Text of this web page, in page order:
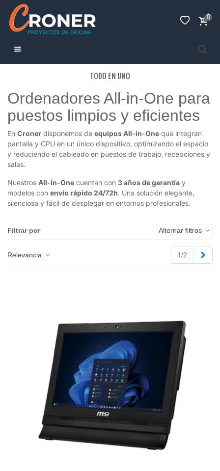
0
TODO EN UNO
Ordenadores All-in-One para
puestos limpios y eficientes
En Croner disponemos de equipos All-in-One que integran
pantalla y CPU en un único dispositivo, optimizando el espacio
y reduciendo el cableado en puestos de trabajo, recepciones y
salas.
Nuestros All-in-One cuentan con 3 años de garantía y
modelos con envío rápido 24/72h. Una solución elegante,
silenciosa y fácil de desplegar en entornos profesionales.
Filtrar por Alternar filtros
Relevancia 1/2